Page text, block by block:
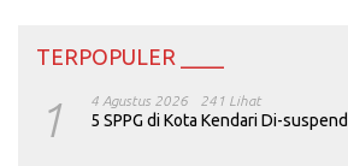
TERPOPULER ____
1 4 Agustus 2026 241 Lihat
5 SPPG di Kota Kendari Di-suspend